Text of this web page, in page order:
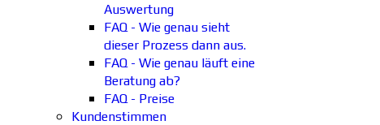
Auswertung
FAQ - Wie genau sieht
dieser Prozess dann aus.
FAQ - Wie genau läuft eine
Beratung ab?
FAQ - Preise
Kundenstimmen